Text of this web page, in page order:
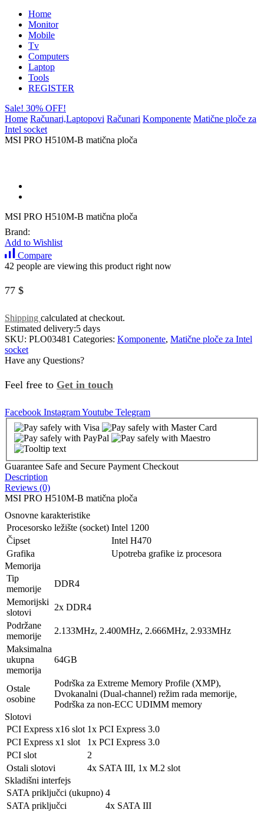
Home
Monitor
Mobile
Tv
Computers
Laptop
Tools
REGISTER
Sale! 30% OFF!
Home Računari,Laptopovi Računari Komponente Matične ploče za
Intel socket
MSI PRO H510M-B matična ploča
MSI PRO H510M-B matična ploča
Brand:
Add to Wishlist
Compare
42 people are viewing this product right now
77 $
Shipping calculated at checkout.
Estimated delivery:5 days
SKU: PLO03481 Categories: Komponente, Matične ploče za Intel
socket
Have any Questions?
Feel free to Get in touch
Facebook InstagramYoutube Telegram
Guarantee Safe and Secure Payment Checkout
Description
Reviews (0)
MSI PRO H510M-B matična ploča
Osnovne karakteristike
Procesorsko ležište (socket) Intel 1200
Čipset
Intel H470
Grafika
Upotreba grafike iz procesora
Memorija
Tip
memorije
DDR4
Memorijski
slotovi
2x DDR4
Podržane
memorije
2.133MHz, 2.400MHz, 2.666MHz, 2.933MHz
Maksimalna
ukupna
memorija
64GB
Ostale
osobine
Podrška za Extreme Memory Profile (XMP),
Dvokanalni (Dual-channel) režim rada memorije,
Podrška za non-ECC UDIMM memory
Slotovi
PCI Express x16 slot 1x PCI Express 3.0
PCI Express x1 slot
1x PCI Express 3.0
PCI slot
2
Ostali slotovi
4x SATA III, 1x M.2 slot
Skladišni interfejs
SATA priključci (ukupno) 4
SATA priključci
4x SATA III